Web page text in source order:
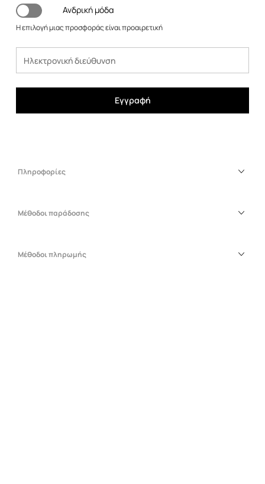
Ανδρική μόδα
Η επιλογή μιας προσφοράς είναι προαιρετική
Εγγραφή
Πληροφορίες
Μέθοδοι παράδοσης
Μέθοδοι πληρωμής